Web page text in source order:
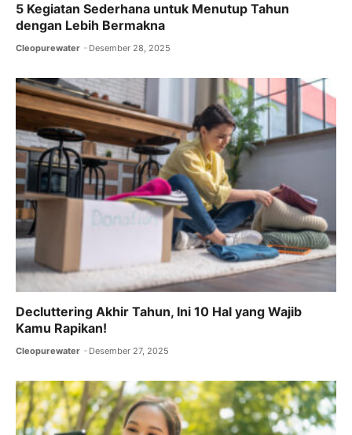
5 Kegiatan Sederhana untuk Menutup Tahun
dengan Lebih Bermakna
Cleopurewater Desember 28, 2025
Decluttering Akhir Tahun, Ini 10 Hal yang Wajib
Kamu Rapikan!
Cleopurewater Desember 27, 2025